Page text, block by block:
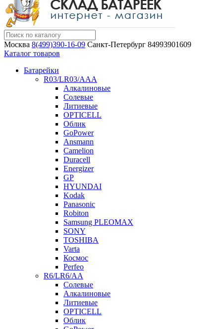
Москва 8(499)390-16-09 Санкт-Петербург 84993901609
Каталог товаров
Батарейки
R03/LR03/AAA
Алкалиновые
Солевые
Литиевые
OPTICELL
Облик
GoPower
Ansmann
Camelion
Duracell
Energizer
GP
HYUNDAI
Kodak
Panasonic
Robiton
Samsung PLEOMAX
SONY
TOSHIBA
Varta
Космос
Perfeo
R6/LR6/AA
Солевые
Алкалиновые
Литиевые
OPTICELL
Облик